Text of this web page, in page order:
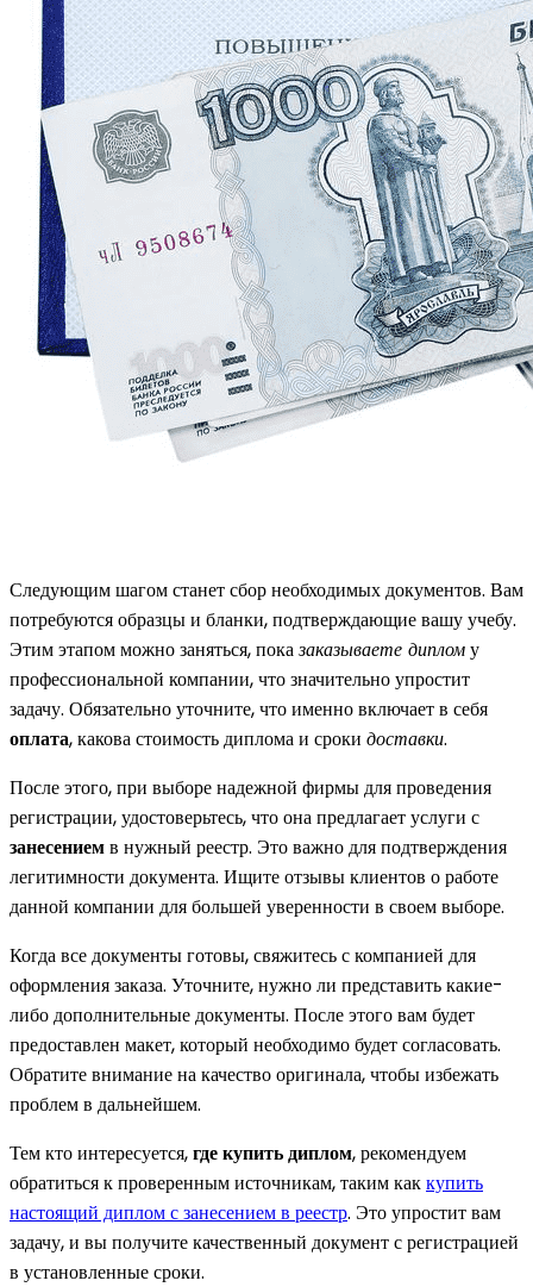
Следующим шагом станет сбор необходимых документов. Вам
потребуются образцы и бланки, подтверждающие вашу учебу.
Этим этапом можно заняться, показаказываете диплому
профессиональной компании, что значительно упростит
задачу. Обязательно уточните, что именно включает в себя
оплата, какова стоимость диплома и сроки доставки.
После этого, при выборе надежной фирмы для проведения
регистрации, удостоверьтесь, что она предлагает услуги с
занесениемв нужный реестр. Это важно для подтверждения
легитимности документа. Ищите отзывы клиентов о работе
данной компании для большей уверенности в своем выборе.
Когда все документы готовы, свяжитесь с компанией для
оформления заказа. Уточните, нужно ли представить какие-
либо дополнительные документы. После этого вам будет
предоставлен макет, который необходимо будет согласовать.
Обратите внимание на качество оригинала, чтобы избежать
проблем в дальнейшем.
Тем кто интересуется,где купить диплом, рекомендуем
обратиться к проверенным источникам, таким каккупить
настоящий диплом с занесением в реестр. Это упростит вам
задачу, и вы получите качественный документ с регистрацией
в установленные сроки.